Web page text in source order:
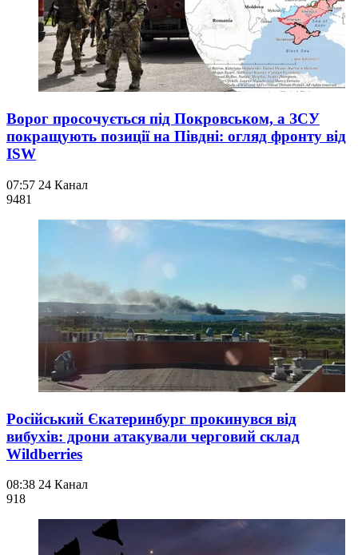
Ворог просочується під Покровськом, а ЗСУ
покращують позиції на Півдні: огляд фронту від
ISW
07:57 24 Канал
9481
Російський Єкатеринбург прокинувся від
вибухів: дрони атакували черговий склад
Wildberries
08:38 24 Канал
918